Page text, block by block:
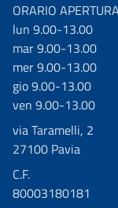
ORARIO APERTURA
lun 9.00-13.00
mar 9.00-13.00
mer 9.00-13.00
gio 9.00-13.00
ven 9.00-13.00
via Taramelli, 2
27100 Pavia
C.F.
80003180181